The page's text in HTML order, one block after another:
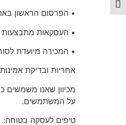
מתג גודל גופן
• הפרסום הראשון
• העסקאות מתבצעות
• המכירה מיועדת
אחריות ובדיקת
מכיוון שאנו משמשים
על המשתמשים.
טיפים לעסקה בטוחה: